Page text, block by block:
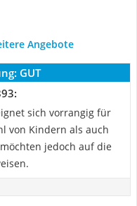
Angebote
GUT
sich vorrangig für
von Kindern als auch
jedoch auf die